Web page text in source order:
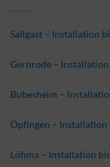
Sallgast – Installation
Gernrode –
Bubesheim –
Öpfingen –
Löhma – Installation